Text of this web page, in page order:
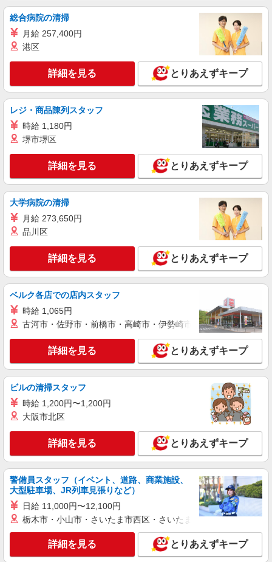
総合病院の清掃
月給 257,400円
港区
詳細を見る とりあえずキープ
レジ・商品陳列スタッフ
時給 1,180円
堺市堺区
詳細を見る とりあえずキープ
大学病院の清掃
月給 273,650円
品川区
詳細を見る とりあえずキープ
ベルク各店での店内スタッフ
時給 1,065円
古河市・佐野市・前橋市・高崎市・伊勢崎市・太田市・館林市
詳細を見る とりあえずキープ
ビルの清掃スタッフ
時給 1,200円〜1,200円
大阪市北区
詳細を見る とりあえずキープ
警備員スタッフ（イベント、道路、商業施設、
大型駐車場、JR列車見張りなど）
日給 11,000円〜12,100円
栃木市・小山市・さいたま市西区・さいたま市岩槻区・久喜市・
詳細を見る とりあえずキープ